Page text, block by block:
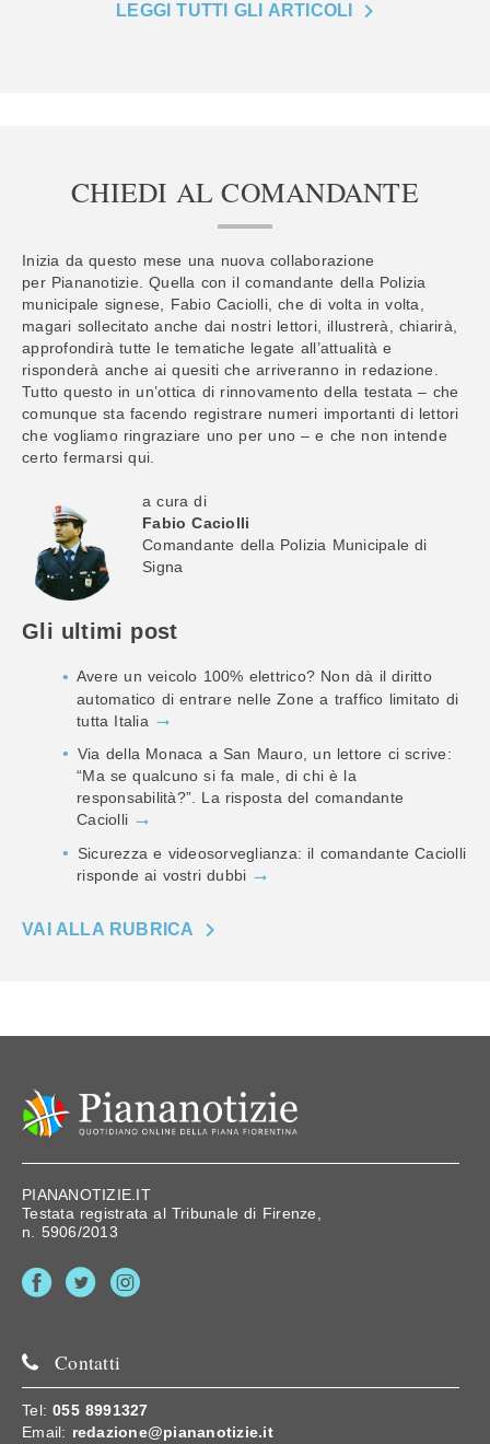
LEGGI TUTTI GLI ARTICOLI
CHIEDI AL COMANDANTE
Inizia da questo mese una nuova collaborazione
per Piananotizie. Quella con il comandante della Polizia
municipale signese, Fabio Caciolli, che di volta in volta,
magari sollecitato anche dai nostri lettori, illustrerà, chiarirà,
approfondirà tutte le tematiche legate all’attualità e
risponderà anche ai quesiti che arriveranno in redazione.
Tutto questo in un’ottica di rinnovamento della testata – che
comunque sta facendo registrare numeri importanti di lettori
che vogliamo ringraziare uno per uno – e che non intende
certo fermarsi qui.
a cura di
Fabio Caciolli
Comandante della Polizia Municipale di
Signa
Gli ultimi post
Avere un veicolo 100% elettrico? Non dà il diritto
automatico di entrare nelle Zone a traffico limitato di
tutta Italia
Via della Monaca a San Mauro, un lettore ci scrive:
“Ma se qualcuno si fa male, di chi è la
responsabilità?”. La risposta del comandante
Caciolli
Sicurezza e videosorveglianza: il comandante Caciolli
risponde ai vostri dubbi
VAI ALLA RUBRICA
PIANANOTIZIE.IT
Testata registrata al Tribunale di Firenze,
n. 5906/2013
Contatti
Tel:055 8991327
Email: redazione@piananotizie.it